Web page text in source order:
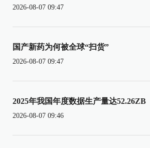
2026-08-07 09:47
国产新药为何被全球“扫货”
2026-08-07 09:47
2025年我国年度数据生产量达52.26ZB
2026-08-07 09:46